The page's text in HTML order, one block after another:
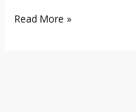
Read More »